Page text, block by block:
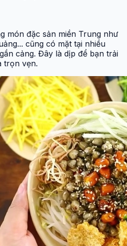
món đặc sản miền Trung như
cũng có mặt tại nhiều
cảng. Đây là dịp để bạn trải
trọn vẹn.